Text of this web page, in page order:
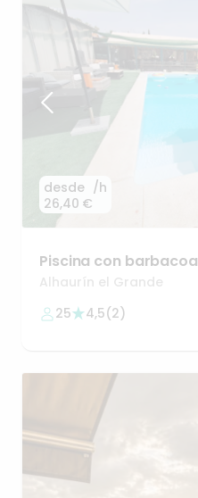
desde
26,40 €
/h
Piscina con barbacoa
Málaga 🌴
Alhaurín el Grande
25
4,5(2)